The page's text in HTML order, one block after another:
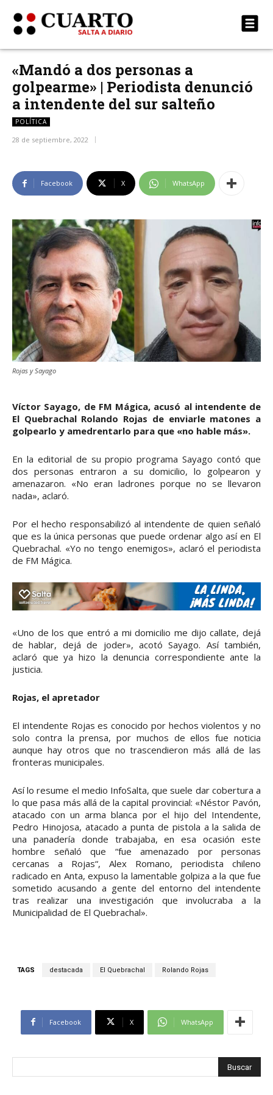
«Mandó a dos personas a
golpearme» | Periodista denunció
a intendente del sur salteño
POLÍTICA
28 de septiembre, 2022
Facebook X WhatsApp
Rojas y Sayago
Víctor Sayago, de FM Mágica, acusó al intendente de
El Quebrachal Rolando Rojas de enviarle matones a
golpearlo y amedrentarlo para que «no hable más».
En la editorial de su propio programa Sayago contó que
dos personas entraron a su domicilio, lo golpearon y
amenazaron. «No eran ladrones porque no se llevaron
nada», aclaró.
Por el hecho responsabilizó al intendente de quien señaló
que es la única personas que puede ordenar algo así en El
Quebrachal. «Yo no tengo enemigos», aclaró el periodista
de FM Mágica.
«Uno de los que entró a mi domicilio me dijo callate, dejá
de hablar, dejá de joder», acotó Sayago. Así también,
aclaró que ya hizo la denuncia correspondiente ante la
justicia.
Rojas, el apretador
El intendente Rojas es conocido por hechos violentos y no
solo contra la prensa, por muchos de ellos fue noticia
aunque hay otros que no trascendieron más allá de las
fronteras municipales.
Así lo resume el medio InfoSalta, que suele dar cobertura a
lo que pasa más allá de la capital provincial: «Néstor Pavón,
atacado con un arma blanca por el hijo del Intendente,
Pedro Hinojosa, atacado a punta de pistola a la salida de
una panadería donde trabajaba, en esa ocasión este
hombre señaló que “fue amenazado por personas
cercanas a Rojas“, Alex Romano, periodista chileno
radicado en Anta, expuso la lamentable golpiza a la que fue
sometido acusando a gente del entorno del intendente
tras realizar una investigación que involucraba a la
Municipalidad de El Quebrachal».
TAGS destacada El Quebrachal Rolando Rojas
Facebook X WhatsApp